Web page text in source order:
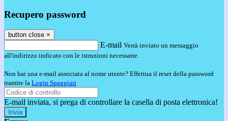
Recupero password
button close ×
E-mail Verrà inviato un messaggio
all'indirizzo indicato con le istruzioni necessarie.
Non hai una e-mail associata al nome utente? Effettua il reset della password
tramite la Login Spaggiari
E-mail inviata, si prega di controllare la casella di posta elettronica!